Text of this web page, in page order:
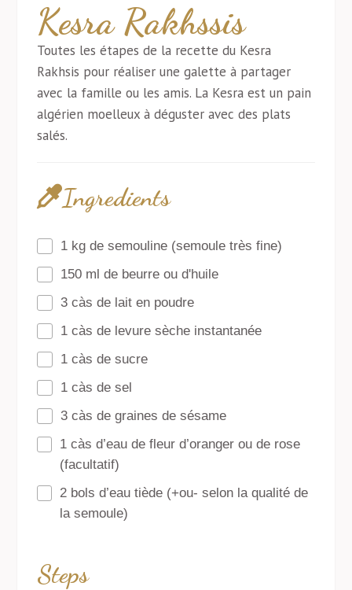
Kesra Rakhssis
Toutes les étapes de la recette du Kesra
Rakhsis pour réaliser une galette à partager
avec la famille ou les amis. La Kesra est un pain
algérien moelleux à déguster avec des plats
salés.
Ingredients
1 kg de semouline (semoule très fine)
150 ml de beurre ou d'huile
3 càs de lait en poudre
1 càs de levure sèche instantanée
1 càs de sucre
1 càs de sel
3 càs de graines de sésame
1 càs d’eau de fleur d’oranger ou de rose
(facultatif)
2 bols d’eau tiède (+ou- selon la qualité de
la semoule)
Steps